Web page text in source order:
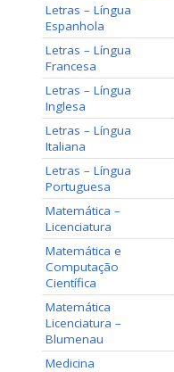
Letras – Língua
Espanhola
Letras – Língua
Francesa
Letras – Língua
Inglesa
Letras – Língua
Italiana
Letras – Língua
Portuguesa
Matemática –
Licenciatura
Matemática e
Computação
Científica
Matemática
Licenciatura –
Blumenau
Medicina